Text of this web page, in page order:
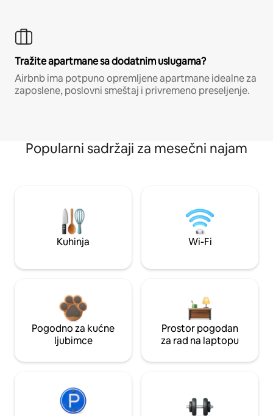
Tražite apartmane sa dodatnim uslugama?
Airbnb ima potpuno opremljene apartmane idealne za
zaposlene, poslovni smeštaj i privremeno preseljenje.
Popularni sadržaji za mesečni najam
Kuhinja Wi-Fi
Pogodno za kućne
ljubimce
Prostor pogodan
za rad na laptopu